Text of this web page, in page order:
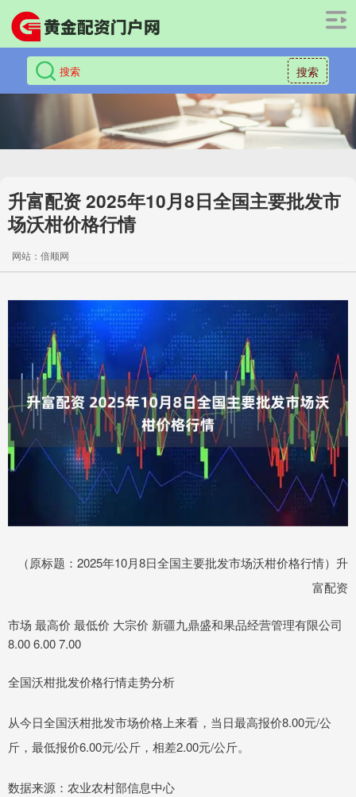
搜索
升富配资 2025年10月8日全国主要批发市
场沃柑价格行情
网站：倍顺网
（原标题：2025年10月8日全国主要批发市场沃柑价格行情）升
富配资
市场 最高价 最低价 大宗价 新疆九鼎盛和果品经营管理有限公司
8.00 6.00 7.00
全国沃柑批发价格行情走势分析
从今日全国沃柑批发市场价格上来看，当日最高报价8.00元/公
斤，最低报价6.00元/公斤，相差2.00元/公斤。
数据来源：农业农村部信息中心